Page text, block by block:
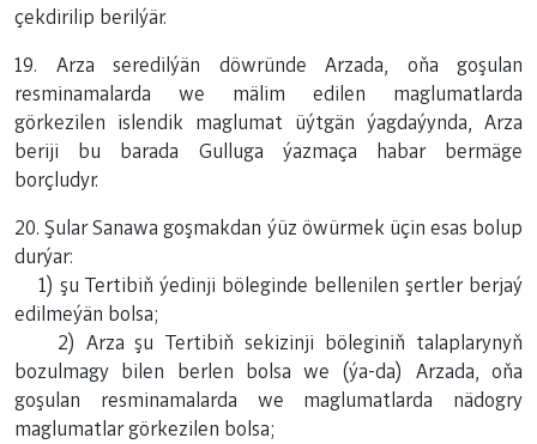
çekdirilip berilýär.
19. Arza seredilýän döwründe Arzada, oňa goşulan
resminamalarda we mälim edilen maglumatlarda
görkezilen islendik maglumat üýtgän ýagdaýynda, Arza
beriji bu barada Gulluga ýazmaça habar bermäge
borçludyr.
20. Şular Sanawa goşmakdan ýüz öwürmek üçin esas bolup
durýar:
1) şu Tertibiň ýedinji böleginde bellenilen şertler berjaý
edilmeýän bolsa;
2) Arza şu Tertibiň sekizinji böleginiň talaplarynyň
bozulmagy bilen berlen bolsa we (ýa-da) Arzada, oňa
goşulan resminamalarda we maglumatlarda nädogry
maglumatlar görkezilen bolsa;